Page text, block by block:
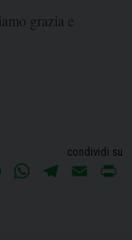
grazia e
condividi su